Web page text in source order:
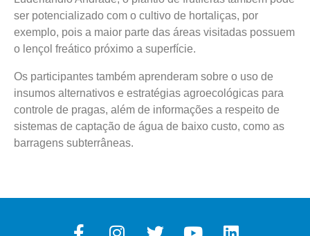
ser potencializado com o cultivo de hortaliças, por
exemplo, pois a maior parte das áreas visitadas possuem
o lençol freático próximo a superfície.
Os participantes também aprenderam sobre o uso de
insumos alternativos e estratégias agroecológicas para
controle de pragas, além de informações a respeito de
sistemas de captação de água de baixo custo, como as
barragens subterrâneas.